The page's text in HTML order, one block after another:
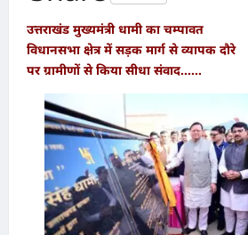
उत्तराखंड मुख्यमंत्री धामी का चम्पावत
विधानसभा क्षेत्र में सड़क मार्ग से व्यापक दौरे
पर ग्रामीणों से किया सीधा संवाद……